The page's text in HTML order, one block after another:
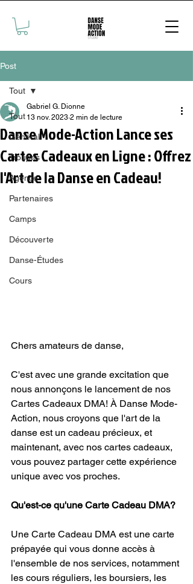
Post
Tout
Général
Troupes
Agence
Partenaires
Camps
Découverte
Danse-Études
Cours
Tout
Danse Mode-Action Lance ses
Cartes Cadeaux en Ligne : Offrez
l'Art de la Danse en Cadeau!
Gabriel G. Dionne
13 nov. 2023 2 min de lecture
Chers amateurs de danse,
C'est avec une grande excitation que
nous annonçons le lancement de nos
Cartes Cadeaux DMA! À Danse Mode-
Action, nous croyons que l'art de la
danse est un cadeau précieux, et
maintenant, avec nos cartes cadeaux,
vous pouvez partager cette expérience
unique avec vos proches.
Qu'est-ce qu'une Carte Cadeau DMA?
Une Carte Cadeau DMA est une carte
prépayée qui vous donne accès à
l'ensemble de nos services, notamment
les cours réguliers, les boursiers, les